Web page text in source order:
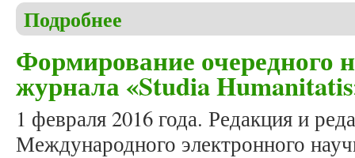
Подробнее
Формирование очередного
журнала «Studia
1 февраля 2016 года. Редакция и
Международного электронного